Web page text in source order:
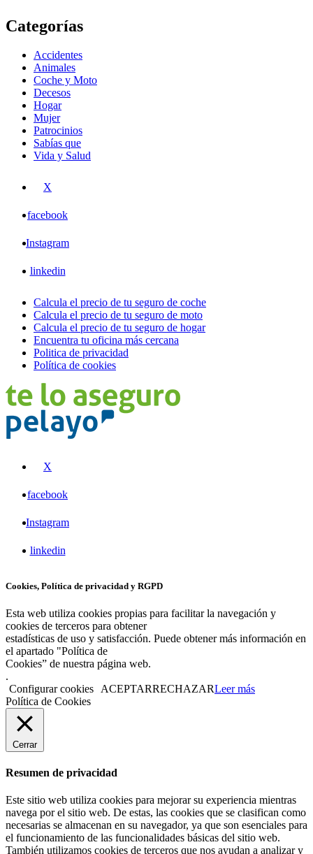
Categorías
Accidentes
Animales
Coche y Moto
Decesos
Hogar
Mujer
Patrocinios
Sabías que
Vida y Salud
X
facebook
Instagram
linkedin
Calcula el precio de tu seguro de coche
Calcula el precio de tu seguro de moto
Calcula el precio de tu seguro de hogar
Encuentra tu oficina más cercana
Politica de privacidad
Política de cookies
X
facebook
Instagram
linkedin
Cookies, Política de privacidad y RGPD
Esta web utiliza cookies propias para facilitar la navegación y
cookies de terceros para obtener
estadísticas de uso y satisfacción. Puede obtener más información en
el apartado "Política de
Cookies” de nuestra página web.
.
Configurar cookies
ACEPTARRECHAZARLeer más
Política de Cookies
Cerrar
Resumen de privacidad
Este sitio web utiliza cookies para mejorar su experiencia mientras
navega por el sitio web. De estas, las cookies que se clasifican como
necesarias se almacenan en su navegador, ya que son esenciales para
el funcionamiento de las funcionalidades básicas del sitio web.
También utilizamos cookies de terceros que nos ayudan a analizar y